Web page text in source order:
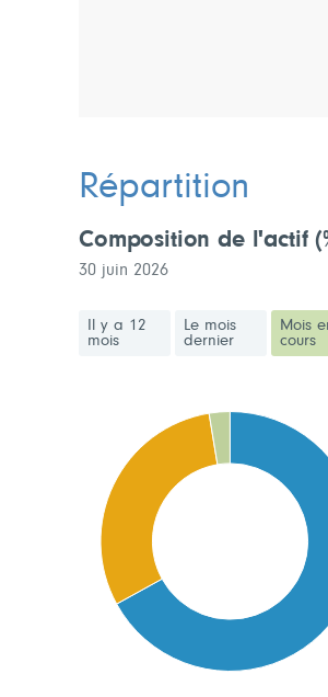
Répartition
Composition de l'actif
30 juin 2026
Il y a 12
mois
Le mois
dernier
Mois
cours